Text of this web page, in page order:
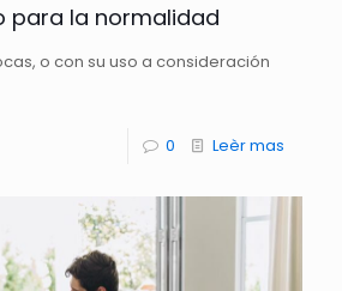
para la normalidad
o con su uso a consideración
0 Leèr mas